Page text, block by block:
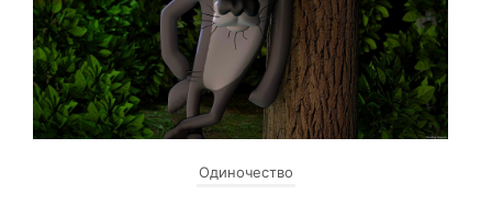
Одиночество